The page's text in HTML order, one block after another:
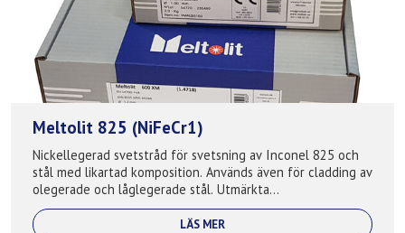
Meltolit 825 (NiFeCr1)
Nickellegerad svetstråd för svetsning av Inconel 825 och
stål med likartad komposition. Används även för cladding av
olegerade och låglegerade stål. Utmärkta
korrosionsbeständiga egenskaper speciel...
LÄS MER